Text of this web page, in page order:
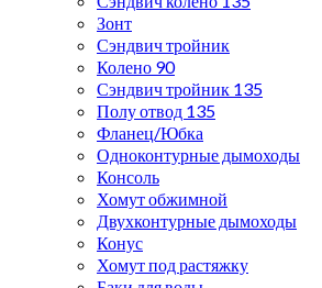
Зонт
Сэндвич тройник
Колено 90
Сэндвич тройник 135
Полу отвод 135
Фланец/Юбка
Одноконтурные дымоходы
Консоль
Хомут обжимной
Двухконтурные дымоходы
Конус
Хомут под растяжку